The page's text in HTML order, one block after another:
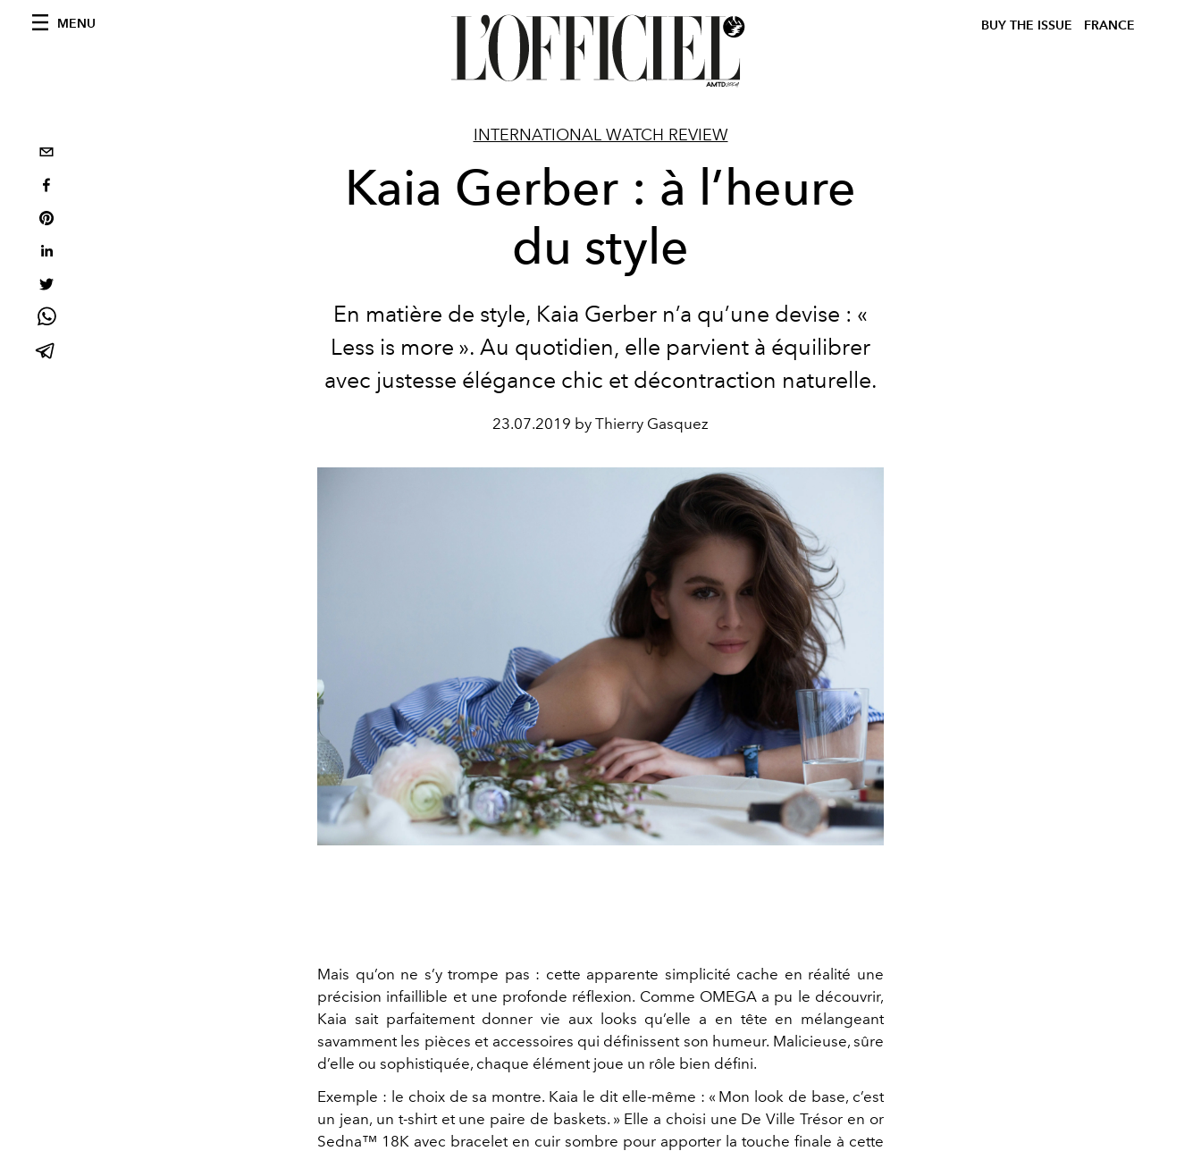
MENU BUY THE ISSUE FRANCE
INTERNATIONAL WATCH REVIEW
Kaia Gerber : à l’heure
du style
En matière de style, Kaia Gerber n’a qu’une devise : «
Less is more ». Au quotidien, elle parvient à équilibrer
avec justesse élégance chic et décontraction naturelle.
23.07.2019 by Thierry Gasquez
Mais qu’on ne s’y trompe pas : cette apparente simplicité cache en réalité une
précision infaillible et une profonde réflexion. Comme OMEGA a pu le découvrir,
Kaia sait parfaitement donner vie aux looks qu’elle a en tête en mélangeant
savamment les pièces et accessoires qui définissent son humeur. Malicieuse, sûre
d’elle ou sophistiquée, chaque élément joue un rôle bien défini.
Exemple : le choix de sa montre. Kaia le dit elle-même : « Mon look de base, c’est
un jean, un t-shirt et une paire de baskets. » Elle a choisi une De Ville Trésor en or
Sedna™ 18K avec bracelet en cuir sombre pour apporter la touche finale à cette